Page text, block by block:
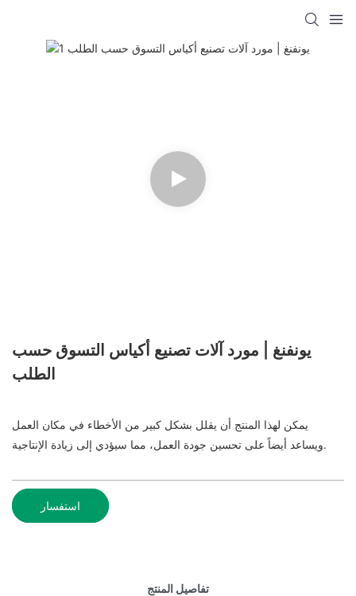
يونفنغ | مورد آلات تصنيع أكياس التسوق حسب
الطلب
يمكن لهذا المنتج أن يقلل بشكل كبير من الأخطاء في مكان العمل
ويساعد أيضاً على تحسين جودة العمل، مما سيؤدي إلى زيادة الإنتاجية.
استفسار
تفاصيل المنتج